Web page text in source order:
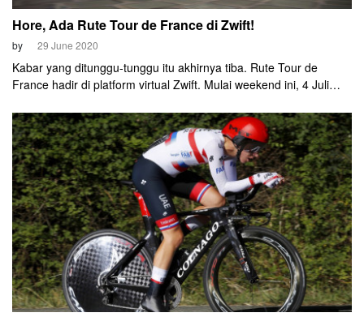
Hore, Ada Rute Tour de France di Zwift!
by 29 June 2020
Kabar yang ditunggu-tunggu itu akhirnya tiba. Rute Tour de
France hadir di platform virtual Zwift. Mulai weekend ini, 4 Juli
di seluruh dunia.